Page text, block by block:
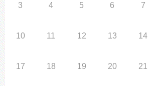
3 4 5 6 7
10 11 12 13 14
17 18 19 20 21